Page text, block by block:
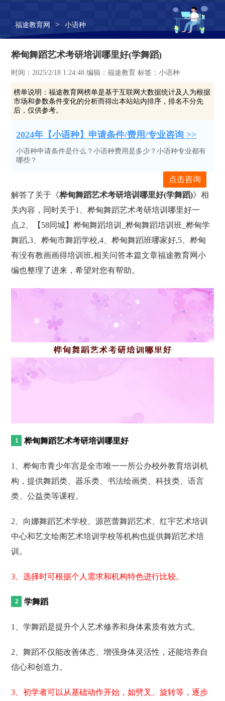
福途教育网 > 小语种
桦甸舞蹈艺术考研培训哪里好(学舞蹈)
时间：2025/2/18 1:24:48 编辑：福途教育 标签：小语种
榜单说明：福途教育网榜单是基于互联网大数据统计及人为根据
市场和参数条件变化的分析而得出本站站内排序，排名不分先
后，仅供参考。
2024年【小语种】申请条件/费用/专业咨询 >>
小语种申请条件是什么？小语种费用是多少？小语种专业都有
哪些？
点击咨询
解答了关于《桦甸舞蹈艺术考研培训哪里好(学舞蹈)》相
关内容，同时关于1、桦甸舞蹈艺术考研培训哪里好一
点,2、【58同城】桦甸舞蹈培训_桦甸舞蹈培训班_桦甸学
舞蹈,3、桦甸市舞蹈学校,4、桦甸舞蹈班哪家好,5、桦甸
有没有教画画得培训班,相关问答本篇文章福途教育网小
编也整理了进来，希望对您有帮助。
桦甸舞蹈艺术考研培训哪里好
1、桦甸市青少年宫是全市唯一一所公办校外教育培训机
构，提供舞蹈类、器乐类、书法绘画类、科技类、语言
类、公益类等课程。
2、向娜舞蹈艺术学校、源芭蕾舞蹈艺术、红宇艺术培训
中心和艺文绘阁艺术培训学校等机构也提供舞蹈艺术培
训。
3、选择时可根据个人需求和机构特色进行比较。
学舞蹈
1、学舞蹈是提升个人艺术修养和身体素质有效方式。
2、舞蹈不仅能改善体态、增强身体灵活性，还能培养自
信心和创造力。
3、初学者可以从基础动作开始，如劈叉、旋转等，逐步